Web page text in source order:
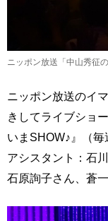
ニッポン放送「中山秀征
ニッポン放送のイ
きしてライブショ
いまSHOW♪』（
アシスタント：石
石原詢子さん、蒼